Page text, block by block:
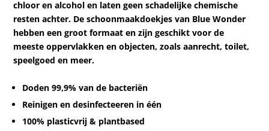
chloor en alcohol en laten geen schadelijke chemische
resten achter. De schoonmaakdoekjes van Blue Wonder
hebben een groot formaat en zijn geschikt voor de
meeste oppervlakken en objecten, zoals aanrecht, toilet,
speelgoed en meer.
Doden 99,9% van de bacteriën
Reinigen en desinfecteeren in één
100% plasticvrij & plantbased